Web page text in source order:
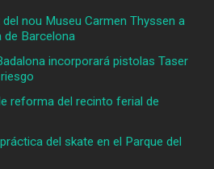
nou Museu Carmen Thyssen a
de Barcelona
incorporará pistolas Taser
reforma del recinto ferial de
del skate en el Parque del